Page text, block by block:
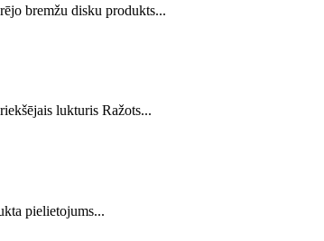
bremžu disku produkts...
lukturis Ražots...
pielietojums...